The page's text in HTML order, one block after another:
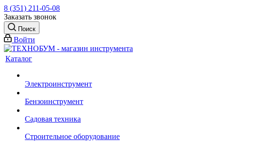
8 (351) 211-05-08
Заказать звонок
Поиск
Войти
Каталог
Электроинструмент
Бензоинструмент
Садовая техника
Строительное оборудование